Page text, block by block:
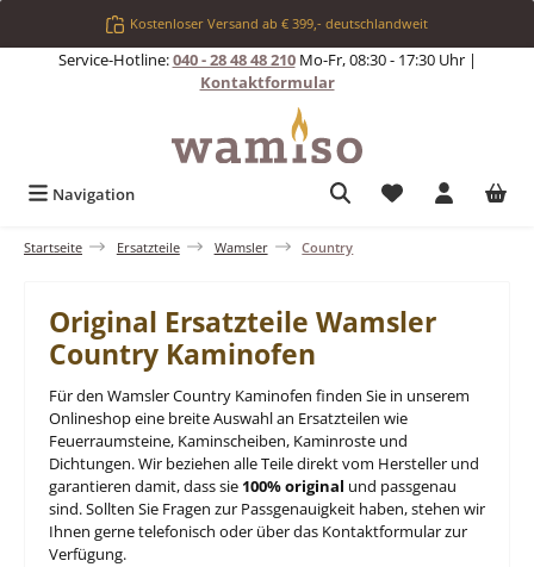
Zum Hauptinhalt springenKostenloser Versand ab € 399,- deutschlandweit
Service-Hotline:040 - 28 48 48 210Mo-Fr, 08:30 - 17:30 Uhr |
Kontaktformular
Navigation Du hast 0
Startseite Ersatzteile Wamsler Country
Original Ersatzteile Wamsler
Country Kaminofen
Für den Wamsler Country Kaminofen finden Sie in unserem
Onlineshop eine breite Auswahl an Ersatzteilen wie
Feuerraumsteine, Kaminscheiben, Kaminroste und
Dichtungen. Wir beziehen alle Teile direkt vom Hersteller und
garantieren damit, dass sie 100% original und passgenau
sind. Sollten Sie Fragen zur Passgenauigkeit haben, stehen wir
Ihnen gerne telefonisch oder über das Kontaktformular zur
Verfügung.